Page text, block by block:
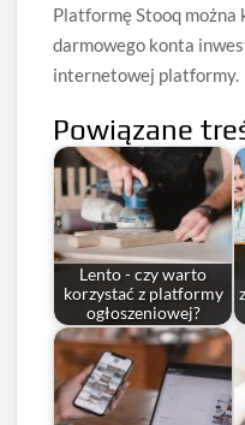
Platformę Stooq można
darmowego konta
internetowej platformy.
Powiązane
Lento - czy warto
korzystać z platformy
ogłoszeniowej?